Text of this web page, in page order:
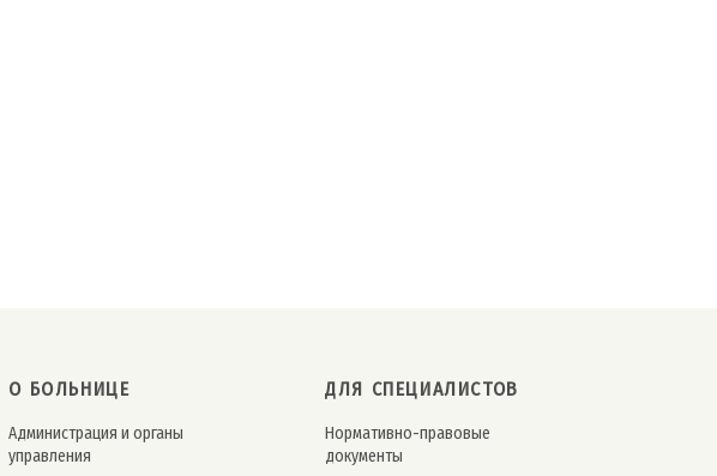
О БОЛЬНИЦЕ
Администрация и органы
управления
ДЛЯ СПЕЦИАЛИСТОВ
Нормативно-правовые
документы